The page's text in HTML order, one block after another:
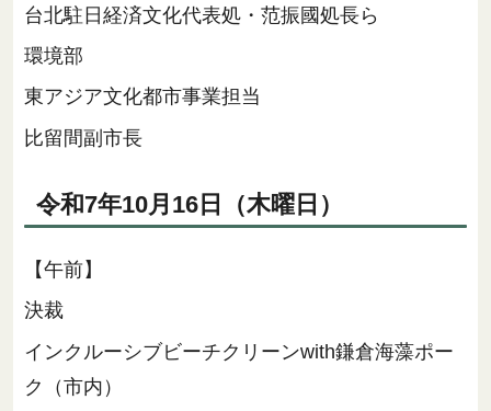
台北駐日経済文化代表処・范振國処長ら
環境部
東アジア文化都市事業担当
比留間副市長
令和7年10月16日（木曜日）
【午前】
決裁
インクルーシブビーチクリーンwith鎌倉海藻ポー
ク（市内）